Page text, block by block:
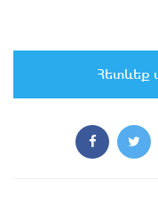
Հետևեք